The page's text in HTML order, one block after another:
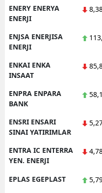
ENERY ENERYA
ENERJI
ENJSA ENERJISA
ENERJI
ENKAI ENKA
INSAAT
ENPRA ENPARA
BANK
ENSRI ENSARI
SINAI YATIRIMLAR
ENTRA IC ENTERRA
YEN. ENERJI
EPLAS EGEPLAST